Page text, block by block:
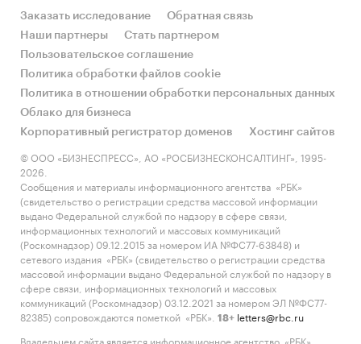
Заказать исследование
Обратная связь
Наши партнеры
Стать партнером
Пользовательское соглашение
Политика обработки файлов cookie
Политика в отношении обработки персональных данных
Облако для бизнеса
Корпоративный регистратор доменов
Хостинг сайтов
© ООО «БИЗНЕСПРЕСС», АО «РОСБИЗНЕСКОНСАЛТИНГ», 1995-
2026.
Сообщения и материалы информационного агентства «РБК»
(свидетельство о регистрации средства массовой информации
выдано Федеральной службой по надзору в сфере связи,
информационных технологий и массовых коммуникаций
(Роскомнадзор) 09.12.2015 за номером ИА №ФС77-63848) и
сетевого издания «РБК» (свидетельство о регистрации средства
массовой информации выдано Федеральной службой по надзору в
сфере связи, информационных технологий и массовых
коммуникаций (Роскомнадзор) 03.12.2021 за номером ЭЛ №ФС77-
82385) сопровождаются пометкой «РБК».
18+ letters@rbc.ru
Владельцем сайта является информационное агентство «РБК».